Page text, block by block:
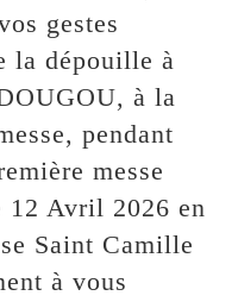
gestes
la dépouille à
à la
pendant
messe
12 Avril 2026 en
Saint Camille
à vous